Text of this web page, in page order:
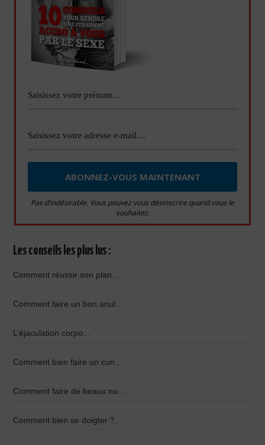
Pas d’indésirable. Vous pouvez vous désinscrire quand vous le
souhaitez.
Les conseils les plus lus :
Comment réussir son plan...
Comment faire un bon anul...
L’éjaculation corpo...
Comment bien faire un cun...
Comment faire de beaux nu...
Comment bien se doigter ?...